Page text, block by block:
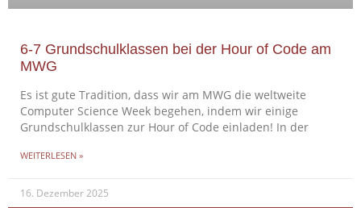
6-7 Grundschulklassen bei der Hour of Code am
MWG
Es ist gute Tradition, dass wir am MWG die weltweite
Computer Science Week begehen, indem wir einige
Grundschulklassen zur Hour of Code einladen! In der
WEITERLESEN »
16. Dezember 2025